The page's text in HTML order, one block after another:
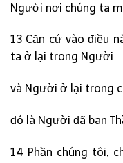
Người nơi chúng ta
13 Căn cứ vào điều
ta ở lại trong Người
và Người ở lại trong
đó là Người đã ban
14 Phần chúng tôi,